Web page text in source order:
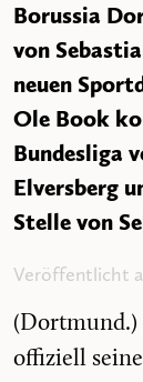
Borussia
von
neuen
Ole Book
Bundesliga
Elversberg
Stelle von
Veröffentlicht
(Dortmund.)
offiziell